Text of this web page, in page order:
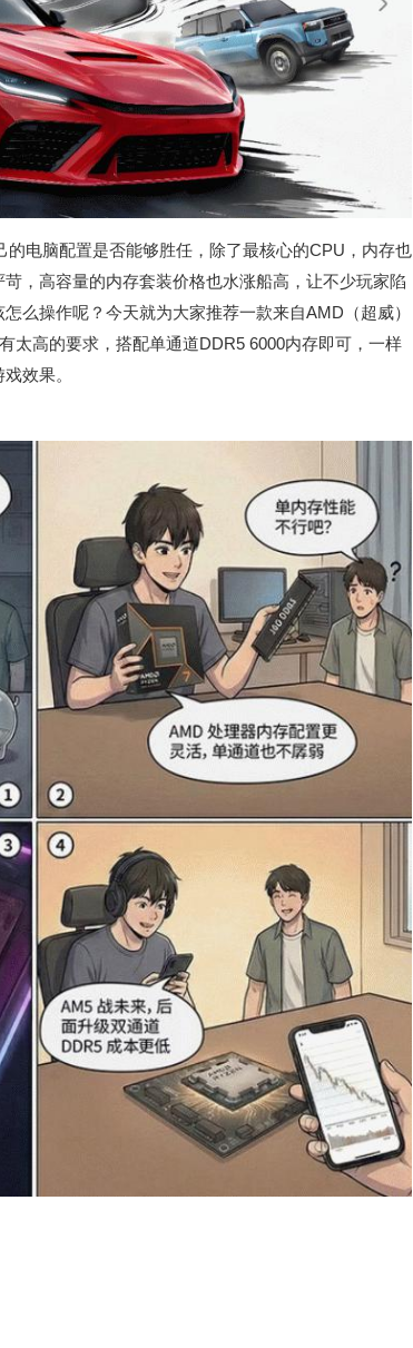
电脑配置是否能够胜任，除了最核心的CPU，内存也
，高容量的内存套装价格也水涨船高，让不少玩家陷
么操作呢？今天就为大家推荐一款来自AMD（超威）
太高的要求，搭配单通道DDR5 6000内存即可，一样
效果。